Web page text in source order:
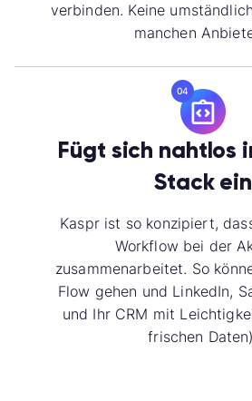
verbinden. Keine
manchen
04
Fügt sich nahtlos
Stack ein
Kaspr ist so konzipiert,
Workflow bei der
zusammenarbeitet. So
Flow gehen und LinkedIn,
und Ihr CRM mit
frischen